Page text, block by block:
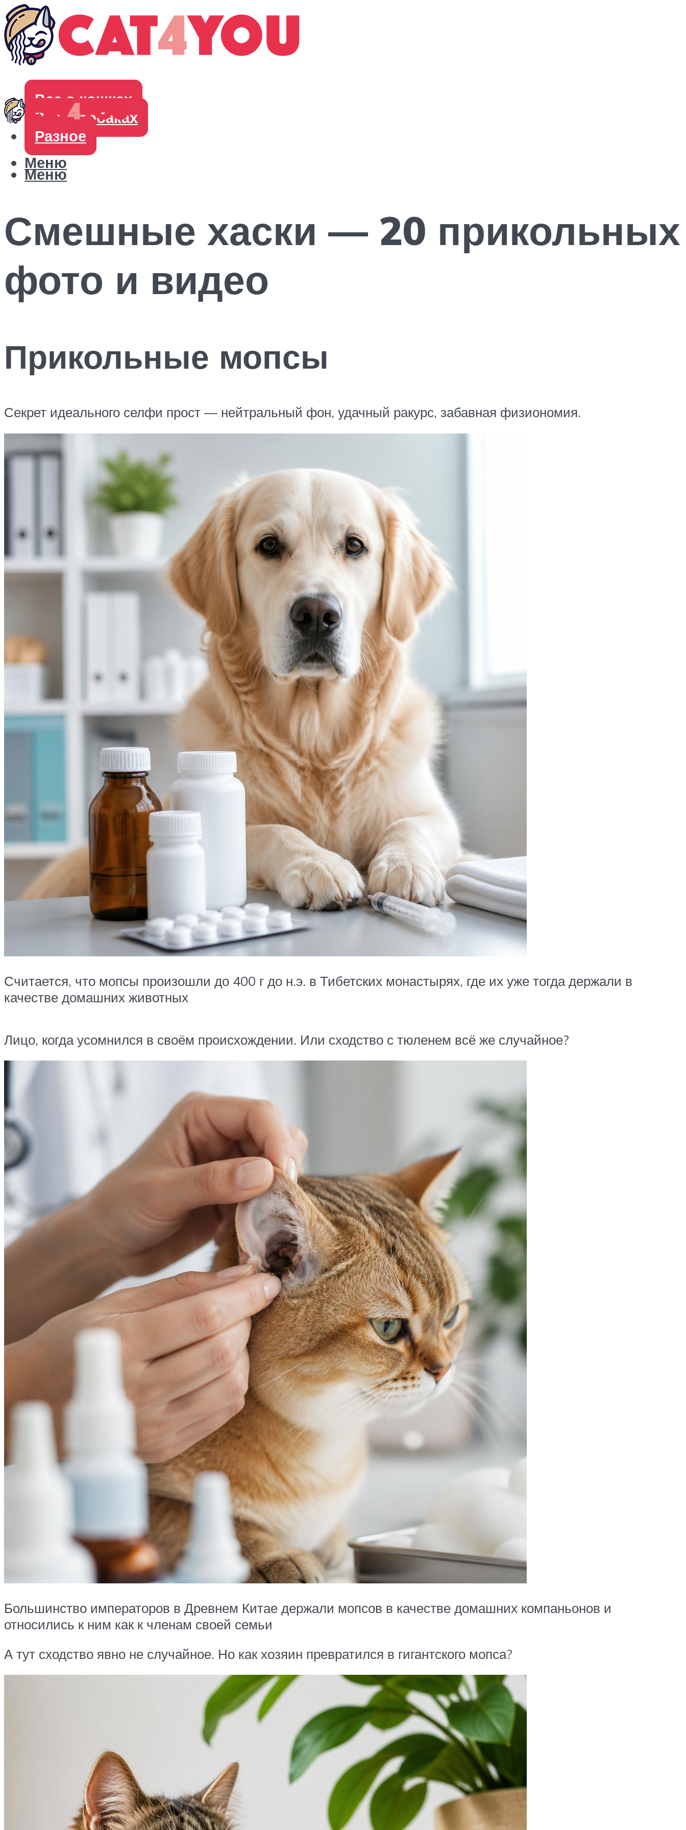
Все о кошках
Все о собаках
Разное
Меню
Меню
Смешные хаски — 20 прикольных
фото и видео
Прикольные мопсы
Секрет идеального селфи прост — нейтральный фон, удачный ракурс, забавная физиономия.
Считается, что мопсы произошли до 400 г до н.э. в Тибетских монастырях, где их уже тогда держали в
качестве домашних животных
Лицо, когда усомнился в своём происхождении. Или сходство с тюленем всё же случайное?
Большинство императоров в Древнем Китае держали мопсов в качестве домашних компаньонов и
относились к ним как к членам своей семьи
А тут сходство явно не случайное. Но как хозяин превратился в гигантского мопса?